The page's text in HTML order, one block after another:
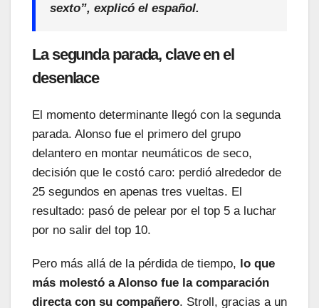
sexto”, explicó el español.
La segunda parada, clave en el
desenlace
El momento determinante llegó con la segunda
parada. Alonso fue el primero del grupo
delantero en montar neumáticos de seco,
decisión que le costó caro: perdió alrededor de
25 segundos en apenas tres vueltas. El
resultado: pasó de pelear por el top 5 a luchar
por no salir del top 10.
Pero más allá de la pérdida de tiempo, lo que
más molestó a Alonso fue la comparación
directa con su compañero. Stroll, gracias a un